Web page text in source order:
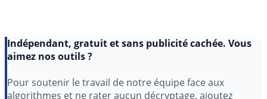
aimez nos outils ?